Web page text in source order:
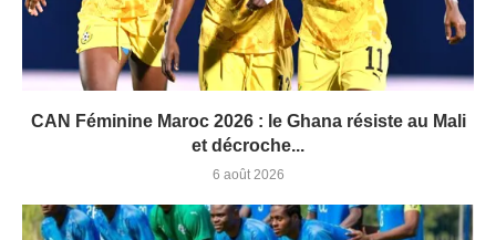
CAN Féminine Maroc 2026 : le Ghana résiste au Mali
et décroche...
6 août 2026